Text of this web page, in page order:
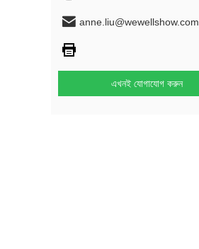
anne.liu@wewellshow.com
এখনই যোগাযোগ করুন